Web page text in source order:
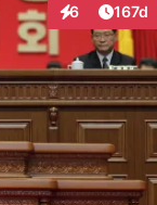
6
Interaktionen
167d